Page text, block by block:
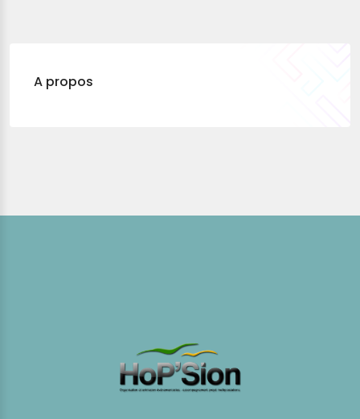
A propos